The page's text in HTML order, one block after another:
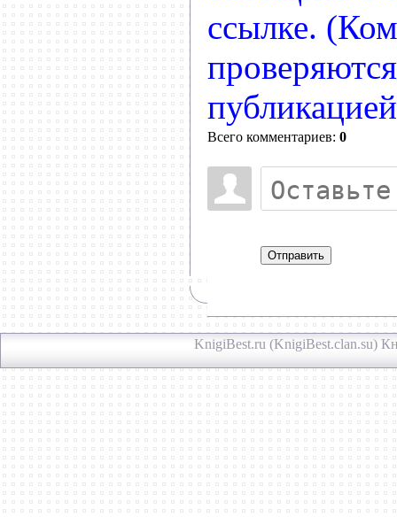
ссылке.
Всего комментариев: 0
Отправить
KnigiBest.ru (KnigiBest.clan.su)